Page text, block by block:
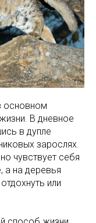
основном
В дневное
в дупле
зарослях.
чувствует себя
а на деревья
или